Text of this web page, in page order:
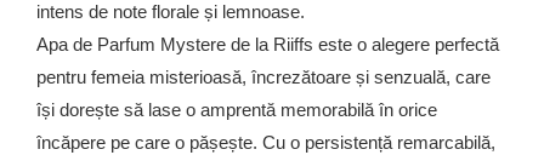
intens de note florale și lemnoase.
Apa de Parfum Mystere de la Riiffs este o alegere perfectă
pentru femeia misterioasă, încrezătoare și senzuală, care
își dorește să lase o amprentă memorabilă în orice
încăpere pe care o pășește. Cu o persistență remarcabilă,